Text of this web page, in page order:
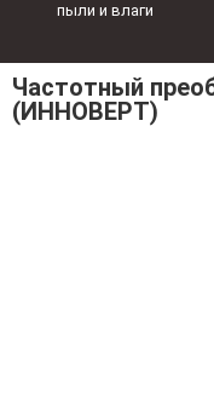
пыли и влаги
Частотный
(ИННОВЕРТ)